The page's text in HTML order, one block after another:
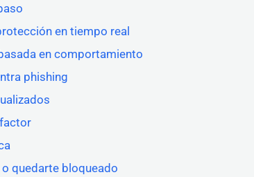
en tiempo real
en comportamiento
phishing
quedarte bloqueado